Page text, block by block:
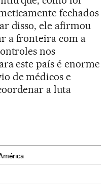
fechados
disso, ele afirmou
a fronteira com a
nos
este país é enorme
de médicos e
a luta
Twitter
en Instagram
Brasil en Facebook